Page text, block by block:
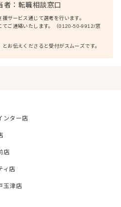
者： 転職相談窓口
サービス通じて選考を行います。
てご連絡いたします。（0120-50-9912/窓
お伝えくださると受付がスムーズです。
ンター店
店
ィ店
玉津店